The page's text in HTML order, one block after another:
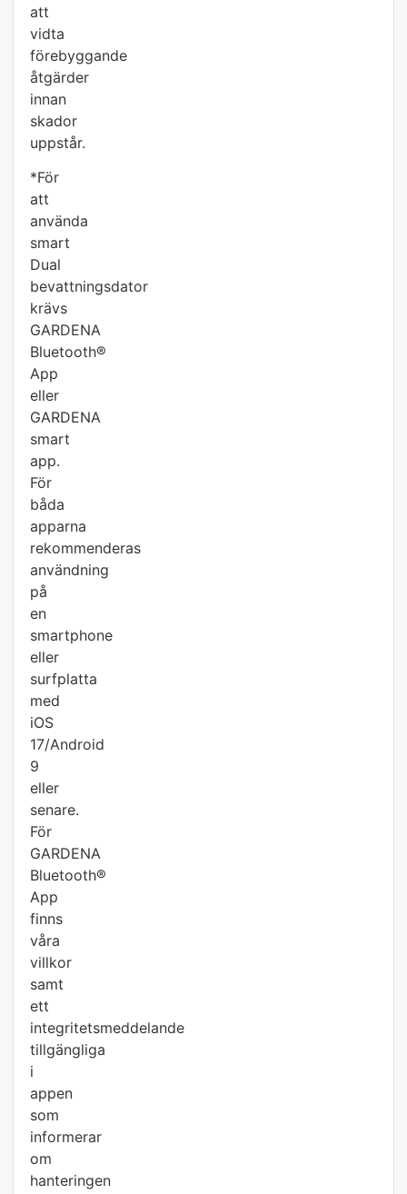
att
vidta
förebyggande
åtgärder
innan
skador
uppstår.
*För
att
använda
smart
Dual
bevattningsdator
krävs
GARDENA
Bluetooth®
App
eller
GARDENA
smart
app.
För
båda
apparna
rekommenderas
användning
på
en
smartphone
eller
surfplatta
med
iOS
17/Android
9
eller
senare.
För
GARDENA
Bluetooth®
App
finns
våra
villkor
samt
ett
integritetsmeddelande
tillgängliga
i
appen
som
informerar
om
hanteringen